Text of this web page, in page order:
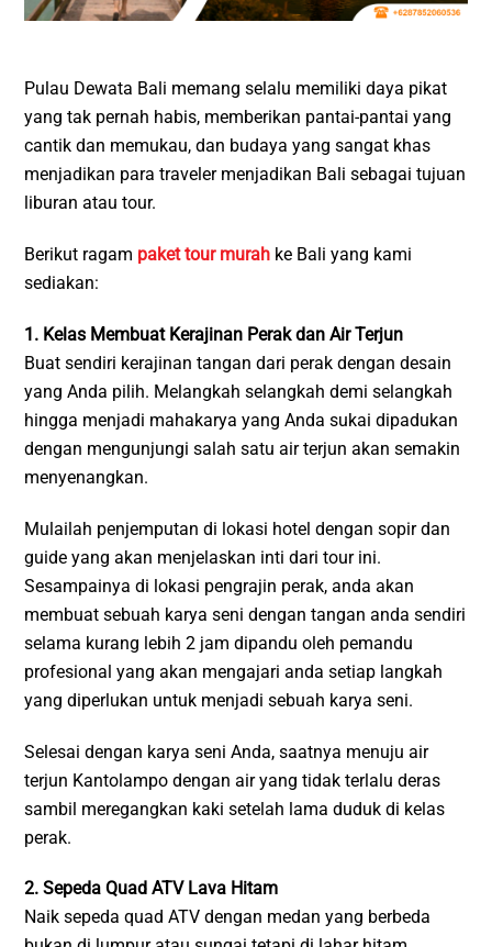
Pulau Dewata Bali memang selalu memiliki daya pikat
yang tak pernah habis, memberikan pantai-pantai yang
cantik dan memukau, dan budaya yang sangat khas
menjadikan para traveler menjadikan Bali sebagai tujuan
liburan atau tour.
Berikut ragam paket tour murah ke Bali yang kami
sediakan:
1. Kelas Membuat Kerajinan Perak dan Air Terjun
Buat sendiri kerajinan tangan dari perak dengan desain
yang Anda pilih. Melangkah selangkah demi selangkah
hingga menjadi mahakarya yang Anda sukai dipadukan
dengan mengunjungi salah satu air terjun akan semakin
menyenangkan.
Mulailah penjemputan di lokasi hotel dengan sopir dan
guide yang akan menjelaskan inti dari tour ini.
Sesampainya di lokasi pengrajin perak, anda akan
membuat sebuah karya seni dengan tangan anda sendiri
selama kurang lebih 2 jam dipandu oleh pemandu
profesional yang akan mengajari anda setiap langkah
yang diperlukan untuk menjadi sebuah karya seni.
Selesai dengan karya seni Anda, saatnya menuju air
terjun Kantolampo dengan air yang tidak terlalu deras
sambil meregangkan kaki setelah lama duduk di kelas
perak.
2. Sepeda Quad ATV Lava Hitam
Naik sepeda quad ATV dengan medan yang berbeda